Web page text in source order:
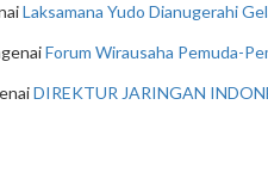
Laksamana Yudo Dianugerahi
Forum Wirausaha Pemuda-
DIREKTUR JARINGAN